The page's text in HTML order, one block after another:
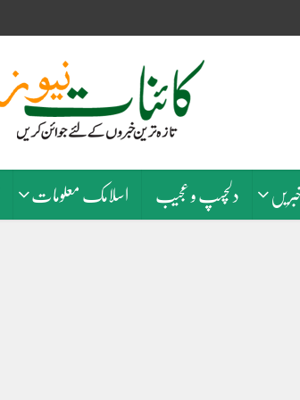
دلچسپ و عجیب اسلامک معلومات